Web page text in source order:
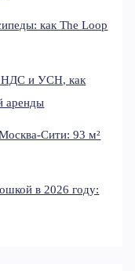
как The Loop
НДС и УСН, как
аренды
Сити: 93 м²
в 2026 году: